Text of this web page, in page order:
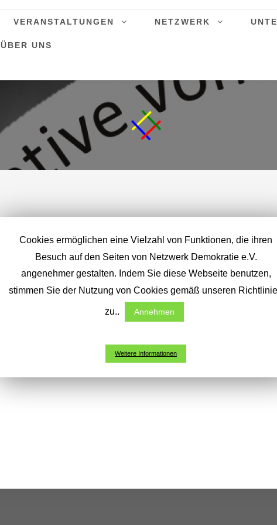
VERANSTALTUNGEN NETZWERK
ÜBER UNS
Cookies ermöglichen eine Vielzahl von Funktionen, die ihren
Besuch auf den Seiten von Netzwerk Demokratie e.V.
angenehmer gestalten. Indem Sie diese Webseite benutzen,
stimmen Sie der Nutzung von Cookies gemäß unseren
zu.. Annehmen
Weitere Informationen